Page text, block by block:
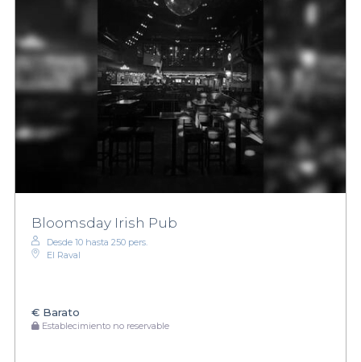
Bloomsday Irish Pub
Desde 10 hasta 250 pers.
El Raval
€ Barato
Establecimiento no reservable